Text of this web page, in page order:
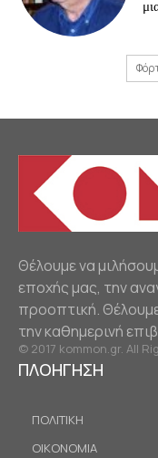
Θέλουμε να
εποχής μας, την
προοπτική.
την καθημερινή
© 2017 kommon.gr. All
ΠΛΟΗΓΗΣΗ
ΠΟΛΙΤΙΚΗ
ΟΙΚΟΝΟΜΙΑ